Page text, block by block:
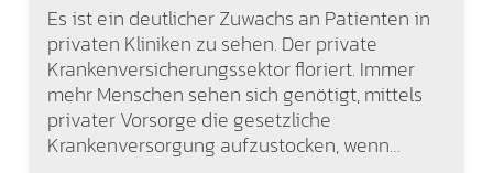
Es ist ein deutlicher Zuwachs an Patienten in
privaten Kliniken zu sehen. Der private
Krankenversicherungssektor floriert. Immer
mehr Menschen sehen sich genötigt, mittels
privater Vorsorge die gesetzliche
Krankenversorgung aufzustocken, wenn…